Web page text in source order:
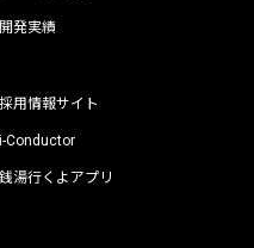
開発実績
採用情報サイト
i-Conductor
銭湯行くよアプリ